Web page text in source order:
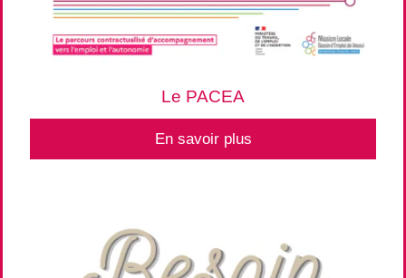
Le PACEA
En savoir plus